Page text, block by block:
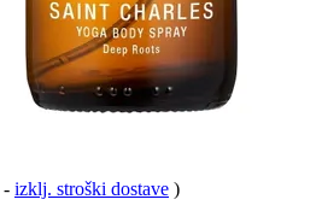
- izklj. stroški dostave )